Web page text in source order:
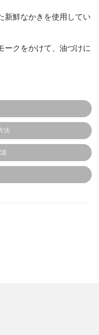
新鮮なかきを使用してい
ークをかけて、油づけに
法